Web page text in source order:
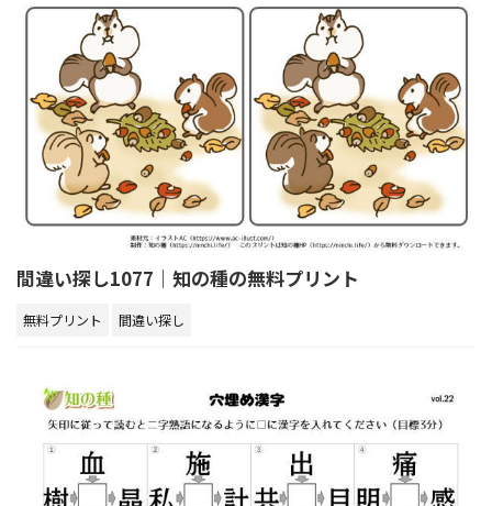
間違い探し1077｜知の種の無料プリント
無料プリント 間違い探し